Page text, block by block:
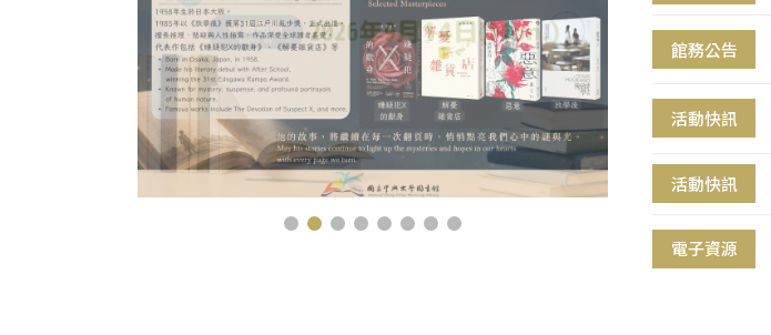
館務公告
活動快訊
活動快訊
電子資源